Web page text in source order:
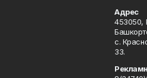
Адрес
453050,
с.
33.